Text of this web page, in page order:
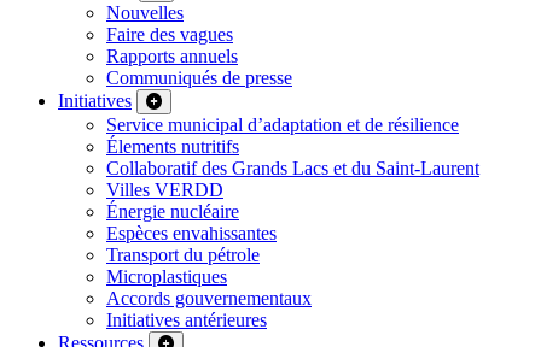
Nouvelles
Faire des vagues
Rapports annuels
Communiqués de presse
Initiatives
Service municipal d’adaptation et de résilience
Élements nutritifs
Collaboratif des Grands Lacs et du Saint-Laurent
Villes VERDD
Énergie nucléaire
Espèces envahissantes
Transport du pétrole
Microplastiques
Accords gouvernementaux
Initiatives antérieures
Ressources